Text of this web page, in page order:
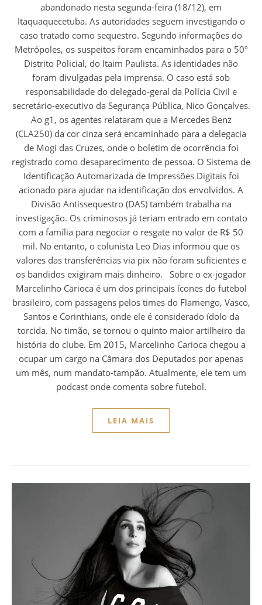
abandonado nesta segunda-feira (18/12), em
Itaquaquecetuba. As autoridades seguem investigando o
caso tratado como sequestro. Segundo informações do
Metrópoles, os suspeitos foram encaminhados para o 50º
Distrito Policial, do Itaim Paulista. As identidades não
foram divulgadas pela imprensa. O caso está sob
responsabilidade do delegado-geral da Polícia Civil e
secretário-executivo da Segurança Pública, Nico Gonçalves.
Ao g1, os agentes relataram que a Mercedes Benz
(CLA250) da cor cinza será encaminhado para a delegacia
de Mogi das Cruzes, onde o boletim de ocorrência foi
registrado como desaparecimento de pessoa. O Sistema de
Identificação Automarizada de Impressões Digitais foi
acionado para ajudar na identificação dos envolvidos. A
Divisão Antissequestro (DAS) também trabalha na
investigação. Os criminosos já teriam entrado em contato
com a família para negociar o resgate no valor de R$ 50
mil. No entanto, o colunista Leo Dias informou que os
valores das transferências via pix não foram suficientes e
os bandidos exigiram mais dinheiro. Sobre o ex-jogador
Marcelinho Carioca é um dos principais ícones do futebol
brasileiro, com passagens pelos times do Flamengo, Vasco,
Santos e Corinthians, onde ele é considerado ídolo da
torcida. No timão, se tornou o quinto maior artilheiro da
história do clube. Em 2015, Marcelinho Carioca chegou a
ocupar um cargo na Câmara dos Deputados por apenas
um mês, num mandato-tampão. Atualmente, ele tem um
podcast onde comenta sobre futebol.
LEIA MAIS